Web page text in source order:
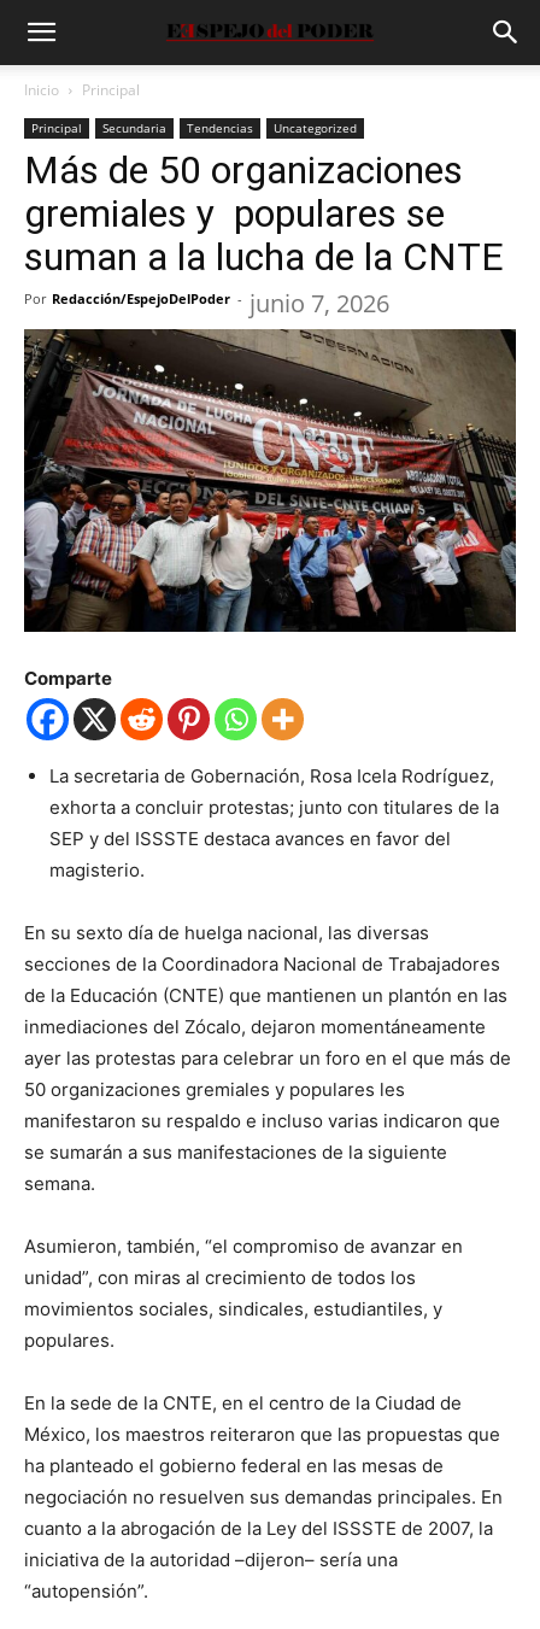
Inicio Principal
Principal Secundaria Tendencias Uncategorized
Más de 50 organizaciones
gremiales y populares se
suman a la lucha de la CNTE
Por Redacción/EspejoDelPoder - junio 7, 2026
Comparte
La secretaria de Gobernación, Rosa Icela Rodríguez,
exhorta a concluir protestas; junto con titulares de la
SEP y del ISSSTE destaca avances en favor del
magisterio.
En su sexto día de huelga nacional, las diversas
secciones de la Coordinadora Nacional de Trabajadores
de la Educación (CNTE) que mantienen un plantón en las
inmediaciones del Zócalo, dejaron momentáneamente
ayer las protestas para celebrar un foro en el que más de
50 organizaciones gremiales y populares les
manifestaron su respaldo e incluso varias indicaron que
se sumarán a sus manifestaciones de la siguiente
semana.
Asumieron, también, “el compromiso de avanzar en
unidad”, con miras al crecimiento de todos los
movimientos sociales, sindicales, estudiantiles, y
populares.
En la sede de la CNTE, en el centro de la Ciudad de
México, los maestros reiteraron que las propuestas que
ha planteado el gobierno federal en las mesas de
negociación no resuelven sus demandas principales. En
cuanto a la abrogación de la Ley del ISSSTE de 2007, la
iniciativa de la autoridad –dijeron– sería una
“autopensión”.